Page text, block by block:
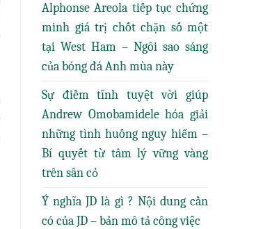
Alphonse Areola tiếp tục chứng
minh giá trị chốt chặn số một
tại West Ham – Ngôi sao sáng
của bóng đá Anh mùa này
Sự điềm tĩnh tuyệt vời giúp
Andrew Omobamidele hóa giải
những tình huống nguy hiểm –
Bí quyết từ tâm lý vững vàng
trên sân cỏ
Ý nghĩa JD là gì ? Nội dung cần
có của JD – bản mô tả công việc